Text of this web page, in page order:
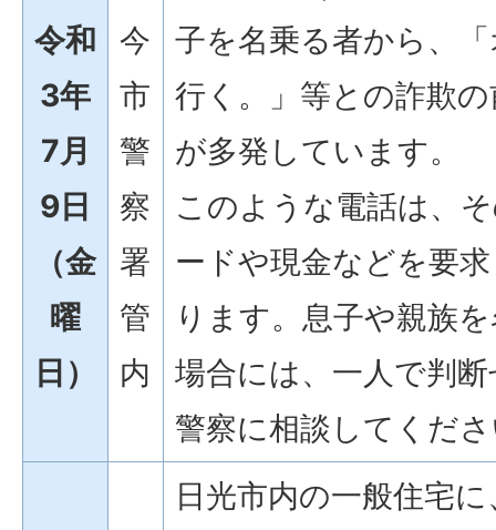
令和
3年
7月
9日
（金
曜
日）
今
市
警
察
署
管
内
子を名乗る者から、
行く。」等との詐欺
が多発しています。
このような電話は、
ードや現金などを要
ります。息子や親族
場合には、一人で判
警察に相談してくだ
日光市内の一般住宅